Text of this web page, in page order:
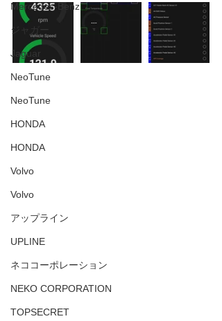
Mercedes-Benz
ジャガー
Jaguar
NeoTune
NeoTune
HONDA
HONDA
Volvo
Volvo
アップライン
UPLINE
ネココーポレーション
NEKO CORPORATION
TOPSECRET